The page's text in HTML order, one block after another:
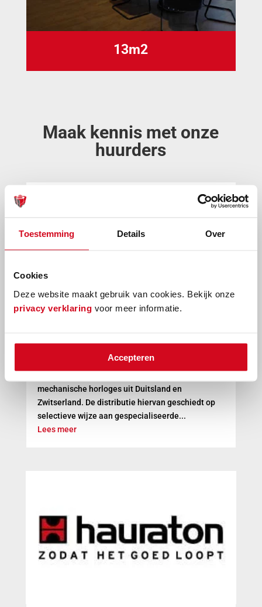
Toestemming Details Over
Cookies
Deze website maakt gebruik van cookies. Bekijk onze
privacy verklaring voor meer informatie.
Accepteren
13m2
Maak kennis met onze
huurders
oprichting in 1999 specialiseert Time Company
mechanische horloges uit Duitsland en
Zwitserland. De distributie hiervan geschiedt op
selectieve wijze aan gespecialiseerde...
Lees meer